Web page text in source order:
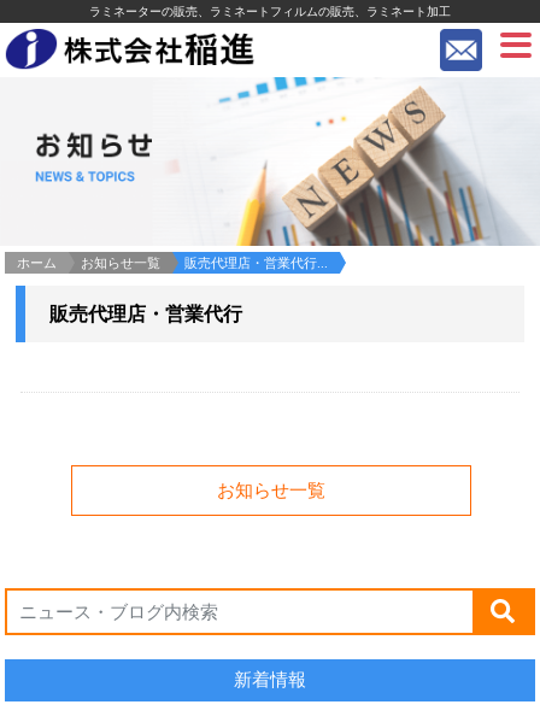
ラミネーターの販売、ラミネートフィルムの販売、ラミネート加工
ホーム お知らせ一覧 販売代理店・営業代行...
販売代理店・営業代行
お知らせ一覧
新着情報